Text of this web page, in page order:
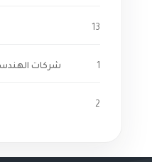
13
شركات 1
2